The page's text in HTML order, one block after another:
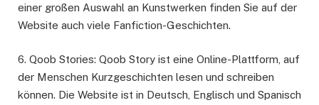
einer großen Auswahl an Kunstwerken finden Sie auf der
Website auch viele Fanfiction-Geschichten.
6. Qoob Stories: Qoob Story ist eine Online-Plattform, auf
der Menschen Kurzgeschichten lesen und schreiben
können. Die Website ist in Deutsch, Englisch und Spanisch